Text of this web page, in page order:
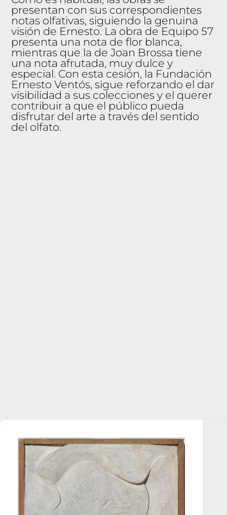
presentan con sus correspondientes
notas olfativas, siguiendo la genuina
visión de Ernesto. La obra de Equipo 57
presenta una nota de flor blanca,
mientras que la de Joan Brossa tiene
una nota afrutada, muy dulce y
especial. Con esta cesión, la Fundación
Ernesto Ventós, sigue reforzando el dar
visibilidad a sus colecciones y el querer
contribuir a que el público pueda
disfrutar del arte a través del sentido
del olfato.